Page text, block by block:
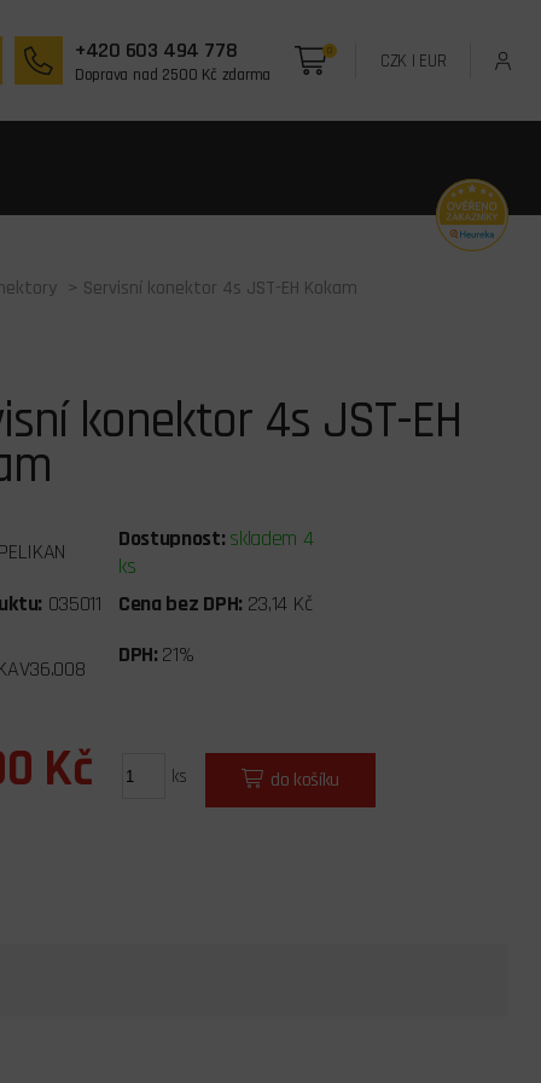
+420 603 494 778
Doprava nad 2500 Kč zdarma
0 CZK | EUR
> Servisní konektor 4s JST-EH Kokam
konektor 4s JST-EH
Dostupnost: skladem 4
ks
035011 Cena bez DPH: 23,14 Kč
DPH: 21%
Kč ks do košíku